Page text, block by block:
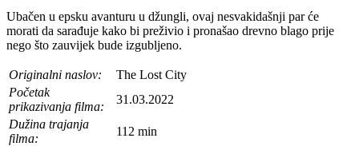
Ubačen u epsku avanturu u džungli, ovaj nesvakidašnji par će
morati da sarađuje kako bi preživio i pronašao drevno blago prije
nego što zauvijek bude izgubljeno.
Originalni naslov:
The Lost City
Početak
prikazivanja filma:
31.03.2022
Dužina trajanja
filma:
112 min